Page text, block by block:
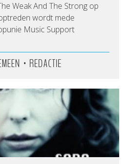
Weak And The Strong op
wordt mede
Music Support
• REDACTIE